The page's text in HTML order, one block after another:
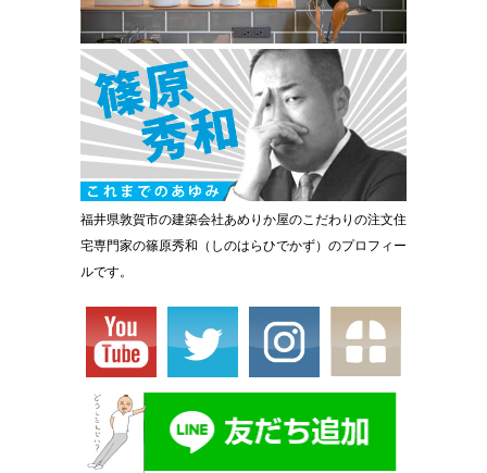
福井県敦賀市の建築会社あめりか屋のこだわりの注文住
宅専門家の篠原秀和（しのはらひでかず）のプロフィー
ルです。